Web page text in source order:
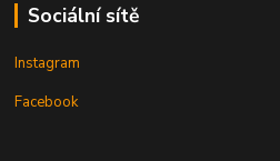
Sociální sítě
Instagram
Facebook